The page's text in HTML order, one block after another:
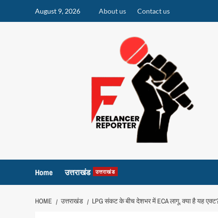
August 9, 2026 About us Contact us
Home उत्तराखंड उत्तराखंड
HOME उत्तराखंड LPG संकट के बीच देशभर में ECA लागू, क्या है यह